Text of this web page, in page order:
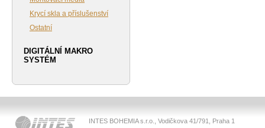
Krycí skla a příslušenství
Ostatní
DIGITÁLNÍ MAKRO
SYSTÉM
INTES BOHEMIA s.r.o., Vodičkova 41/791, Praha 1